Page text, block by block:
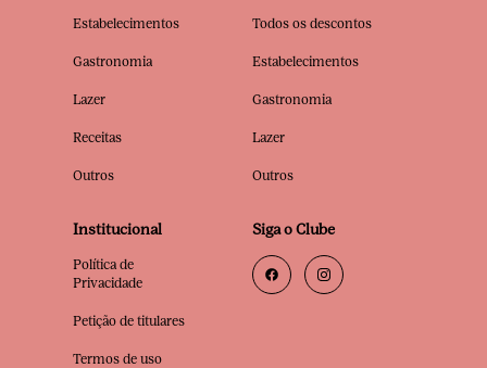
Estabelecimentos
Gastronomia
Lazer
Receitas
Outros
Todos os descontos
Estabelecimentos
Gastronomia
Lazer
Outros
Institucional
Política de
Privacidade
Petição de titulares
Termos de uso
Siga o Clube